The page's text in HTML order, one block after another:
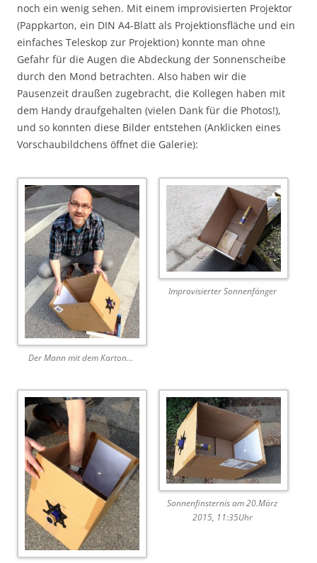
noch ein wenig sehen. Mit einem improvisierten Projektor
(Pappkarton, ein DIN A4-Blatt als Projektionsfläche und ein
einfaches Teleskop zur Projektion) konnte man ohne
Gefahr für die Augen die Abdeckung der Sonnenscheibe
durch den Mond betrachten. Also haben wir die
Pausenzeit draußen zugebracht, die Kollegen haben mit
dem Handy draufgehalten (vielen Dank für die Photos!),
und so konnten diese Bilder entstehen (Anklicken eines
Vorschaubildchens öffnet die Galerie):
Der Mann mit dem Karton…
Improvisierter Sonnenfänger
Sonnenfinsternis am 20.März
2015, 11:35Uhr